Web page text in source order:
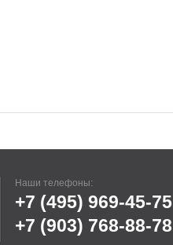
Наши телефоны:
+7 (495) 969-45-75
+7 (903) 768-88-78